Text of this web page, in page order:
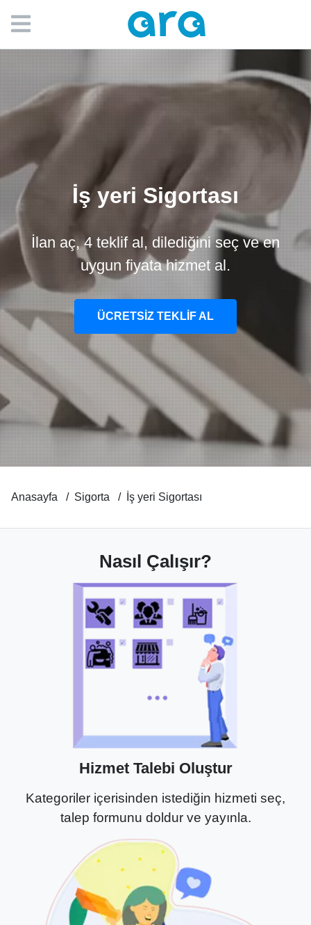
İş yeri Sigortası
İlan aç, 4 teklif al, dilediğini seç ve en
uygun fiyata hizmet al.
ÜCRETSİZ TEKLİF AL
Anasayfa Sigorta İş yeri Sigortası
Nasıl Çalışır?
Hizmet Talebi Oluştur
Kategoriler içerisinden istediğin hizmeti seç,
talep formunu doldur ve yayınla.